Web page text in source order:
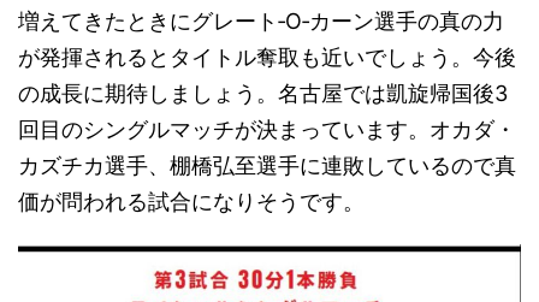
増えてきたときにグレート‐O‐カーン選手の真の力
が発揮されるとタイトル奪取も近いでしょう。今後
の成長に期待しましょう。名古屋では凱旋帰国後3
回目のシングルマッチが決まっています。オカダ・
カズチカ選手、棚橋弘至選手に連敗しているので真
価が問われる試合になりそうです。